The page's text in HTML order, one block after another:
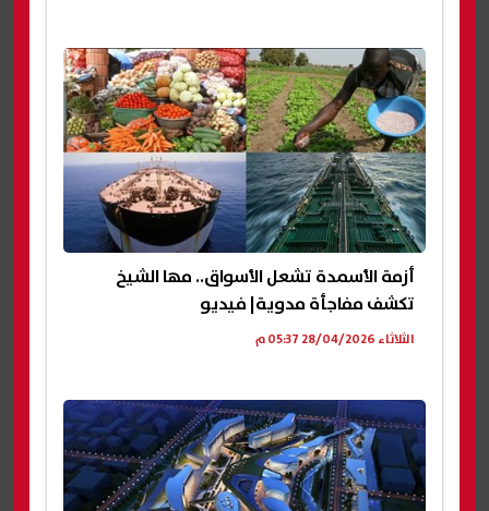
أزمة الأسمدة تشعل الأسواق.. مها الشيخ
تكشف مفاجأة مدوية| فيديو
الثلاثاء 28/04/2026 05:37 م